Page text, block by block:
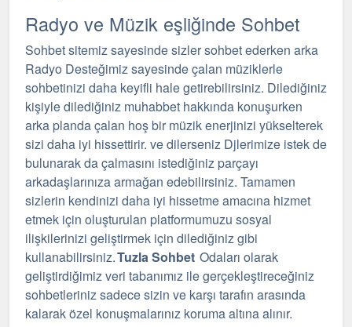
Radyo ve Müzik eşliğinde Sohbet
Sohbet sitemiz sayesinde sizler sohbet ederken arka
Radyo Desteğimiz sayesinde çalan müziklerle
sohbetinizi daha keyifli hale getirebilirsiniz. Dilediğiniz
kişiyle dilediğiniz muhabbet hakkında konuşurken
arka planda çalan hoş bir müzik enerjinizi yükselterek
sizi daha iyi hissettirir. ve dilerseniz Djlerimize istek de
bulunarak da çalmasını istediğiniz parçayı
arkadaşlarınıza armağan edebilirsiniz. Tamamen
sizlerin kendinizi daha iyi hissetme amacına hizmet
etmek için oluşturulan platformumuzu sosyal
ilişkilerinizi geliştirmek için dilediğiniz gibi
kullanabilirsiniz.Tuzla Sohbet Odaları olarak
geliştirdiğimiz veri tabanımız ile gerçekleştireceğiniz
sohbetleriniz sadece sizin ve karşı tarafın arasında
kalarak özel konuşmalarınız koruma altına alınır.